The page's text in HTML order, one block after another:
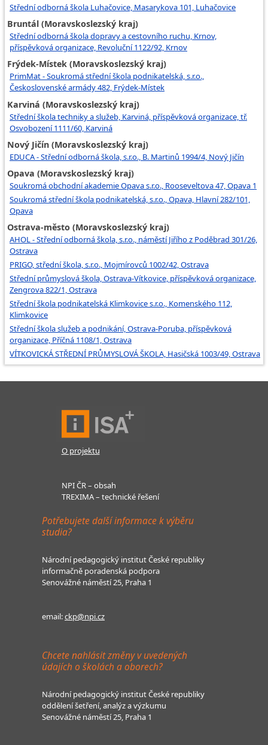
Střední odborná škola Luhačovice, Masarykova 101, Luhačovice
Bruntál (Moravskoslezský kraj)
Střední odborná škola dopravy a cestovního ruchu, Krnov,
příspěvková organizace, Revoluční 1122/92, Krnov
Frýdek-Místek (Moravskoslezský kraj)
PrimMat - Soukromá střední škola podnikatelská, s.r.o.,
Československé armády 482, Frýdek-Místek
Karviná (Moravskoslezský kraj)
Střední škola techniky a služeb, Karviná, příspěvková organizace, tř.
Osvobození 1111/60, Karviná
Nový Jičín (Moravskoslezský kraj)
EDUCA - Střední odborná škola, s.r.o., B. Martinů 1994/4, Nový Jičín
Opava (Moravskoslezský kraj)
Soukromá obchodní akademie Opava s.r.o., Rooseveltova 47, Opava 1
Soukromá střední škola podnikatelská, s.r.o., Opava, Hlavní 282/101,
Opava
Ostrava-město (Moravskoslezský kraj)
AHOL - Střední odborná škola, s.r.o., náměstí Jiřího z Poděbrad 301/26,
Ostrava
PRIGO, střední škola, s.r.o., Mojmírovců 1002/42, Ostrava
Střední průmyslová škola, Ostrava-Vítkovice, příspěvková organizace,
Zengrova 822/1, Ostrava
Střední škola podnikatelská Klimkovice s.r.o., Komenského 112,
Klimkovice
Střední škola služeb a podnikání, Ostrava-Poruba, příspěvková
organizace, Příčná 1108/1, Ostrava
VÍTKOVICKÁ STŘEDNÍ PRŮMYSLOVÁ ŠKOLA, Hasičská 1003/49, Ostrava
O projektu
NPI ČR – obsah
TREXIMA – technické řešení
Potřebujete další informace k výběru
studia?
Národní pedagogický institut České republiky
informačně poradenská podpora
Senovážné náměstí 25, Praha 1
email:ckp@npi.cz
Chcete nahlásit změny v uvedených
údajích o školách a oborech?
Národní pedagogický institut České republiky
oddělení šetření, analýz a výzkumu
Senovážné náměstí 25, Praha 1